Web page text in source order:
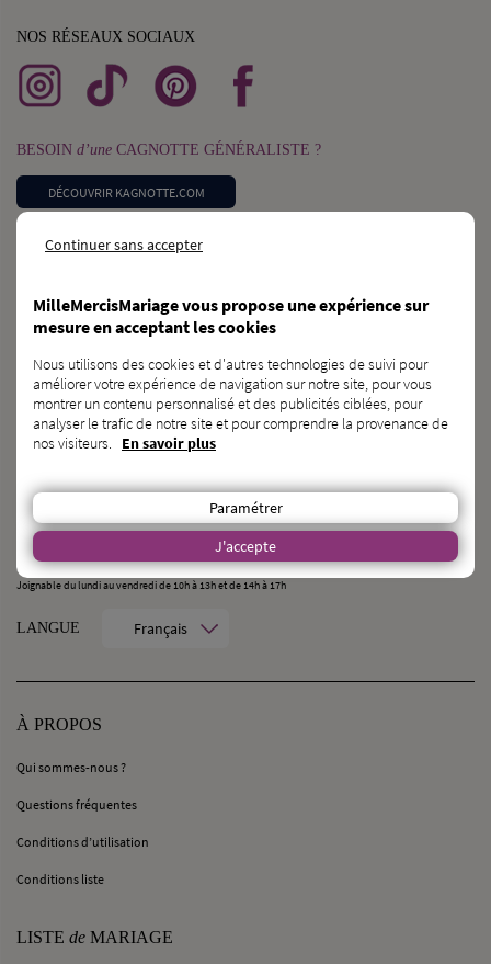
NOS RÉSEAUX SOCIAUX
BESOIN d’une CAGNOTTE GÉNÉRALISTE ?
DÉCOUVRIR KAGNOTTE.COM
PROFESSIONNELduMARIAGE ?
PARLEZ-LEUR DE NOUS !
CONTACT
MilleMercisMariage - Société M Pour Toujours :
21, Rue Mercière - 69002 Lyon
contact@millemercismariage.com
0 806 110 405(Service gratuit hors coût opérateur)
Joignable du lundi au vendredi de 10h à 13h et de 14h à 17h
LANGUE Français
À PROPOS
Qui sommes-nous ?
Questions fréquentes
Conditions d’utilisation
Conditions liste
LISTE de MARIAGE
Continuer sans accepter
MilleMercisMariage vous propose une expérience sur
mesure en acceptant les cookies
Nous utilisons des cookies et d'autres technologies de suivi pour
améliorer votre expérience de navigation sur notre site, pour vous
montrer un contenu personnalisé et des publicités ciblées, pour
analyser le trafic de notre site et pour comprendre la provenance de
nos visiteurs. En savoir plus
Paramétrer
J'accepte